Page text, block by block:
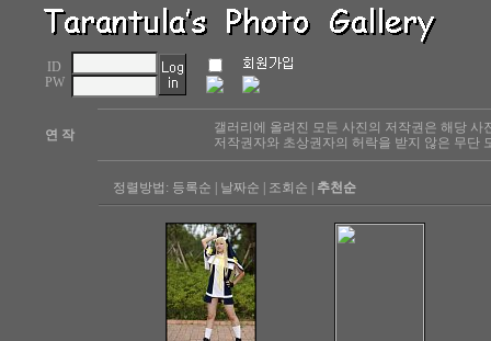
ID
PW
연 작
갤러리에 올려진 모든 사진의 저작권은 해당
저작권자와 초상권자의 허락을 받지 않은 무단
정렬방법: 등록순 날짜순 조회순 추천순